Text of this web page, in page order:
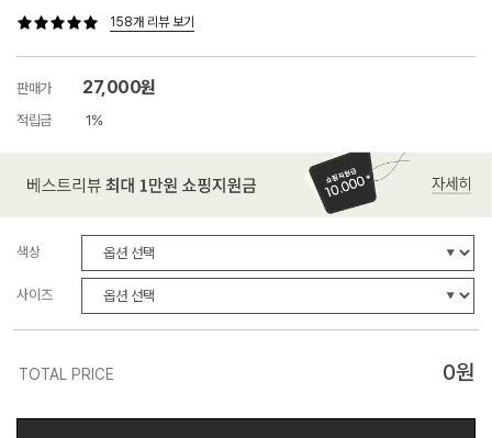
158개 리뷰 보기
판매가 27,000원
적립금 1%
색상
사이즈
TOTAL PRICE 0원